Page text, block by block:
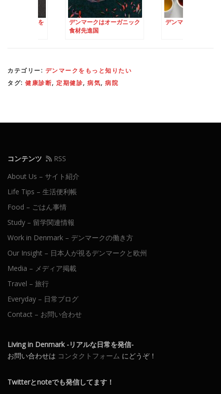
ーパーの様子を
デンマークはオーガニック
食材先進国
デンマークのお茶事
カテゴリー: デンマークをもっと知りたい
タグ: 健康診断, 定期健診, 病気, 病院
コンテンツ
RSS
About Us – サイト紹介
Life Tips – 生活便利帳
Food – ごはん事情
Study – 留学関連情報
Work in Denmark – デンマークの働き方
Our Insight – 日本人が視るデンマークと欧州
Media – メディア掲載
Travel – 旅行
Everyday – 日常ブログ
Contact – お問い合わせ
Living in Denmark -リアルな日常を発信-
お問い合わせは コンタクトフォーム にどうぞ！
Twitterとnoteでも発信してます！